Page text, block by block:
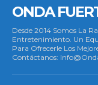
ONDA
Desde 2014 Somos La
Entretenimiento. Un
Para Ofrecerle Los
Contáctanos: